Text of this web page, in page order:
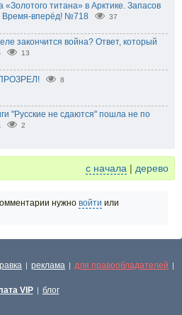
«Золотого титана» в Арктике. Запасов
Время-вперёд! №718
37
закончится война? Ответ, который
13
8
"Русские не сдаются" пошла не по
2
с начала | дерево
нужно войти или
| реклама | для правообладателей |
VIP | блог